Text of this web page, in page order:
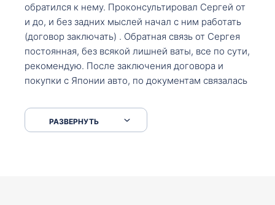
обратился к нему. Проконсультировал Сергей от
и до, и без задних мыслей начал с ним работать
(договор заключать) . Обратная связь от Сергея
постоянная, без всякой лишней ваты, все по сути,
рекомендую. После заключения договора и
покупки с Японии авто, по документам связалась
что заполнить, куда зайти, образцы и т.д. После
приехал за авто. Меня тепло встретили Сергей с
РАЗВЕРНУТЬ